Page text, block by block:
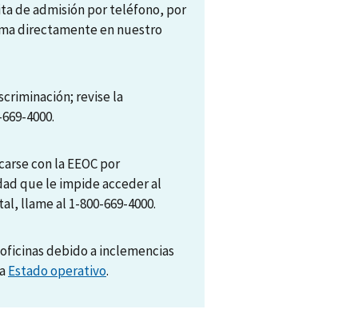
de admisión por teléfono, por
directamente en nuestro
revise la
4000.
con la EEOC por
que le impide acceder al
llame al 1-800-669-4000.
debido a inclemencias
Estado operativo.